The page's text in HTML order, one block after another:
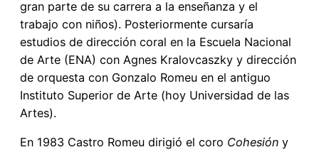
gran parte de su carrera a la enseñanza y el
trabajo con niños). Posteriormente cursaría
estudios de dirección coral en la Escuela Nacional
de Arte (ENA) con Agnes Kralovcaszky y dirección
de orquesta con Gonzalo Romeu en el antiguo
Instituto Superior de Arte (hoy Universidad de las
Artes).
En 1983 Castro Romeu dirigió el coro Cohesión y